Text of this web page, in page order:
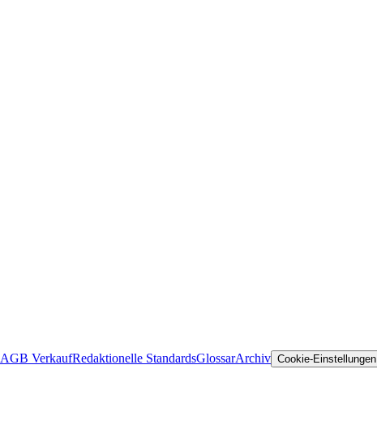
AGB VerkaufRedaktionelle StandardsGlossarArchiv Cookie-Einstellungen